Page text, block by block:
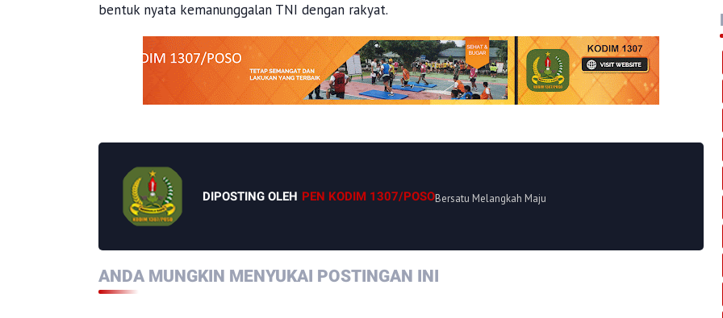
bentuk nyata kemanunggalan TNI dengan rakyat.
DIPOSTING OLEH PEN KODIM 1307/POSOBersatu Melangkah Maju
ANDA MUNGKIN MENYUKAI POSTINGAN INI